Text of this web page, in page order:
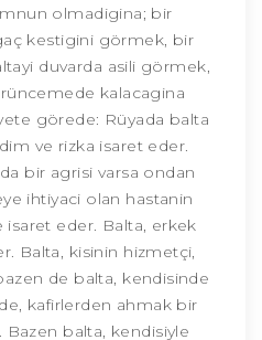
olmadigina; bir
kestigini görmek, bir
duvarda asili görmek,
kalacagina
görede: Rüyada balta
ve rizka isaret eder.
bir agrisi varsa ondan
ihtiyaci olan hastanin
eder. Balta, erkek
Balta, kisinin hizmetçi,
de balta, kendisinde
kafirlerden ahmak bir
balta, kendisiyle